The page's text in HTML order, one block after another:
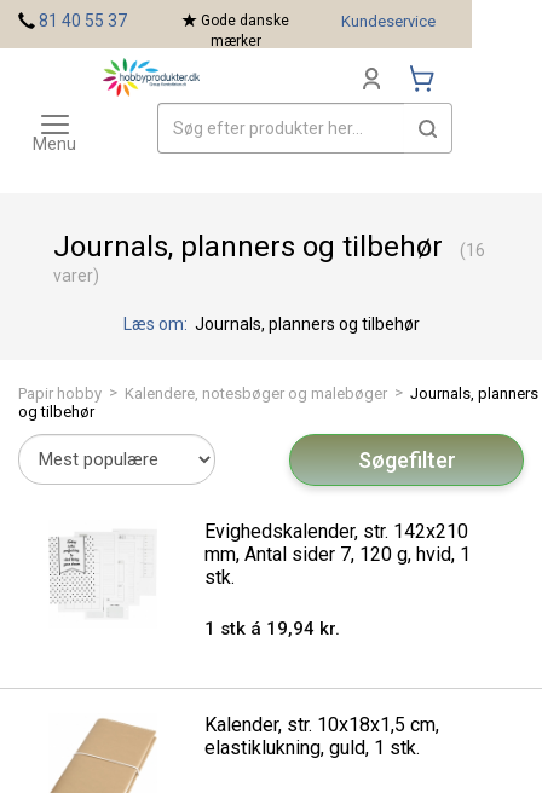
Journals, planners og tilbehør (16
varer)
Læs om: Journals, planners og tilbehør
Papir hobby > Kalendere, notesbøger og malebøger > Journals, planners
og tilbehør
Søgefilter
Evighedskalender, str. 142x210
mm, Antal sider 7, 120 g, hvid, 1
stk.
1 stk á 19,94 kr.
Kalender, str. 10x18x1,5 cm,
elastiklukning, guld, 1 stk.
81 40 55 37
Gode danske
mærker
Kundeservice
Toggle
navigation
Menu
Mærker